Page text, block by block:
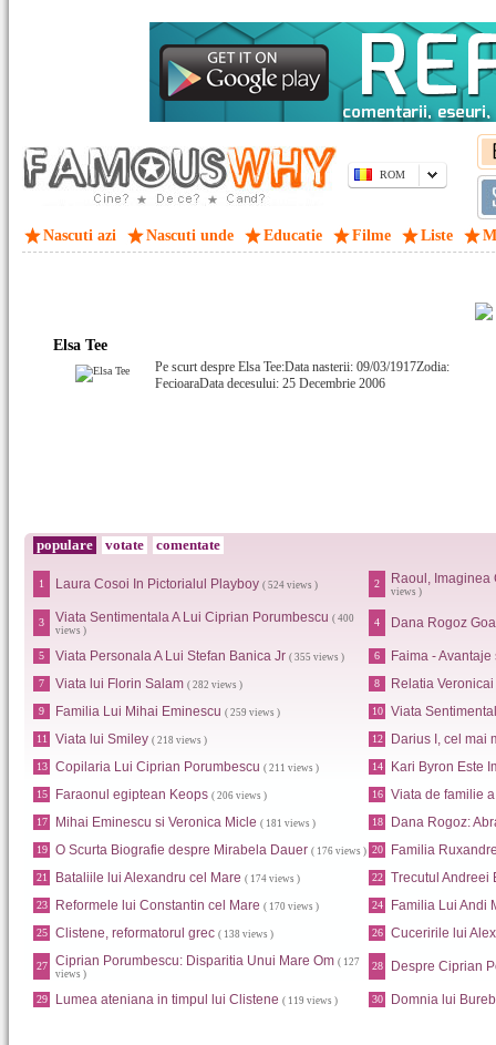
ROM
Nascuti azi Nascuti unde Educatie Filme Liste
Elsa Tee
Pe scurt despre Elsa Tee:Data nasterii: 09/03/1917Zodia:
FecioaraData decesului: 25 Decembrie 2006
populare votate comentate
1 Laura Cosoi In Pictorialul Playboy ( 524 views ) 2 Raoul,
views )
3 Viata Sentimentala A Lui Ciprian Porumbescu ( 400
views )
4 Dana Rogoz
5 Viata Personala A Lui Stefan Banica Jr ( 355 views ) 6 Faima -
7 Viata lui Florin Salam ( 282 views ) 8 Relatia
9 Familia Lui Mihai Eminescu ( 259 views ) 10 Viata
11 Viata lui Smiley ( 218 views ) 12 Darius I, cel mai
13 Copilaria Lui Ciprian Porumbescu ( 211 views ) 14 Kari Byron Este
15 Faraonul egiptean Keops ( 206 views ) 16 Viata de familie
17 Mihai Eminescu si Veronica Micle ( 181 views ) 18 Dana Rogoz:
19 O Scurta Biografie despre Mirabela Dauer ( 176 views ) 20 Familia
21 Bataliile lui Alexandru cel Mare ( 174 views ) 22 Trecutul Andreei
23 Reformele lui Constantin cel Mare ( 170 views ) 24 Familia Lui Andi
25 Clistene, reformatorul grec ( 138 views ) 26 Cuceririle lui
27 Ciprian Porumbescu: Disparitia Unui Mare Om ( 127
views )
28 Despre Ciprian
29 Lumea ateniana in timpul lui Clistene ( 119 views ) 30 Domnia lui